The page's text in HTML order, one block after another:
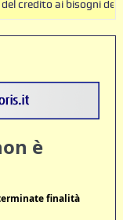
bisogni della famiglia
corrente
è
finalità